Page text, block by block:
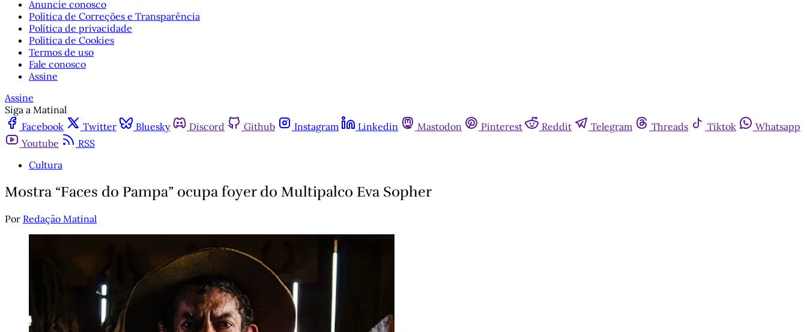
Anuncie conosco
Política de Correções e Transparência
Política de privacidade
Política de Cookies
Termos de uso
Fale conosco
Assine
Assine
Siga a Matinal
Facebook
Twitter Bluesky Discord Github Instagram Linkedin Mastodon Pinterest Reddit Telegram Threads Tiktok
Whatsapp
Youtube
RSS
Cultura
Mostra “Faces do Pampa” ocupa foyer do Multipalco Eva Sopher
Por Redação Matinal